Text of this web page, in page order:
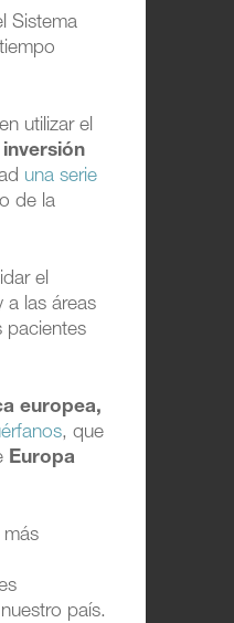
Sistema
utilizar el
una serie
de la
el
a las áreas
pacientes
europea,
, que
Europa
más
país.